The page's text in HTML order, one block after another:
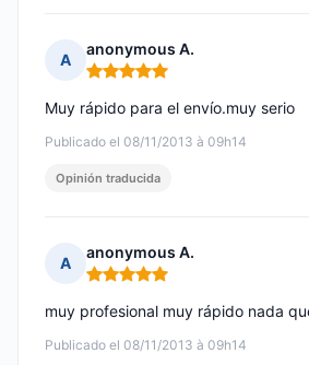
A
anonymous A.
Nota: 5 de 5
Publicado el 08/11/2013 à 09h14
Muy rápido para el envío.muy serio
Opinión traducida
A
anonymous A.
Nota: 5 de 5
Publicado el 08/11/2013 à 09h14
muy profesional muy rápido nada